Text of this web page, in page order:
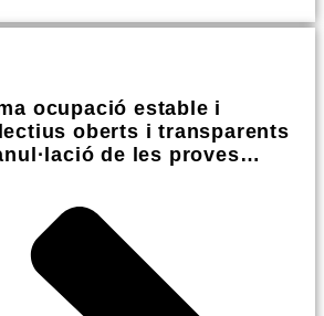
ocupació estable i
oberts i transparents
de les proves